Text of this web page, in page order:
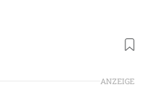
ANZEIGE